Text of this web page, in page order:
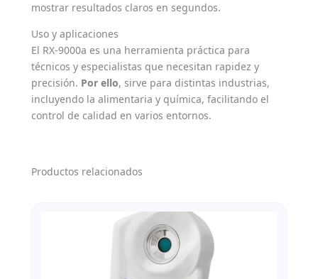
mostrar resultados claros en segundos.
Uso y aplicaciones
El RX-9000a es una herramienta práctica para
técnicos y especialistas que necesitan rapidez y
precisión. Por ello, sirve para distintas industrias,
incluyendo la alimentaria y química, facilitando el
control de calidad en varios entornos.
Productos relacionados